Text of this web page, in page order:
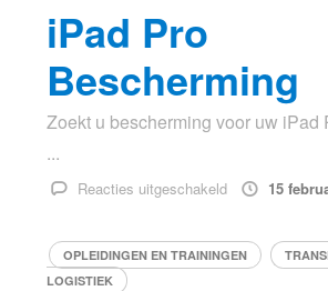
iPad Pro
Bescherming
Zoekt u bescherming voor uw iPad
...
Reacties uitgeschakeldvoor
Bescherming
15
OPLEIDINGEN EN TRAININGEN
LOGISTIEK